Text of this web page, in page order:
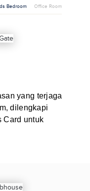
Bedroom Office Room
yang terjaga
dilengkapi
Card untuk